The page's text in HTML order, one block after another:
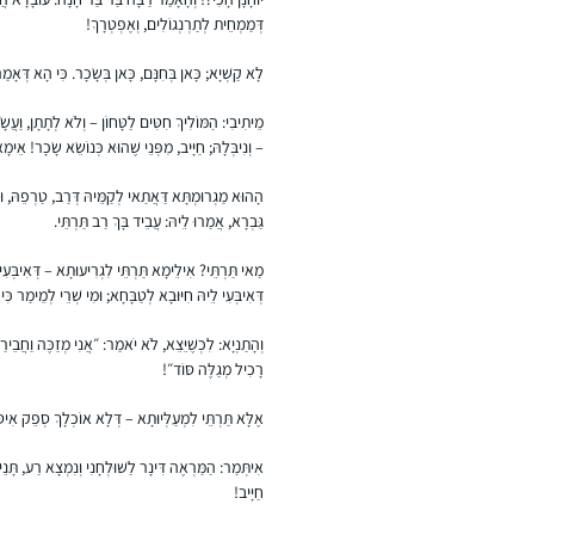
דְּמַמְחֵית לְתַרְנְגוֹלִים, וְאֶפְטְרָךְ!
לָא קַשְׁיָא; כָּאן בְּחִנָּם, כָּאן בְּשָׂכָר. כִּי הָא דְּאָמַר
מֵיתִיבִי: הַמּוֹלִיךְ חִטִּים לַטָּחוֹן – וְלֹא לְתָתָן,
– וְנִיבְּלָהּ; חַיָּיב, מִפְּנֵי שֶׁהוּא כְּנוֹשֵׂא שָׂכָר!
הָהוּא מַגְרוּמְתָּא דַּאֲתַאי לְקַמֵּיהּ דְּרַב, טַרְפֵהּ,
גַּבְרָא, אֲמַרוּ לֵיהּ: עֲבֵיד בָּךְ רַב תַּרְתֵּי.
מַאי תַּרְתֵּי? אִילֵימָא תַּרְתֵּי לִגְרִיעוּתָא –
דְּאִיבְּעִי לֵיהּ חִיּוּבָא לְטַבָּחָא; וּמִי שְׁרֵי לְמֵימַר
וְהָתַנְיָא: לִכְשֶׁיֵּצֵא, לֹא יֹאמַר: ״אֲנִי מְזַכֶּה
רָכִיל מְגַלֶּה סּוֹד״!
אֶלָּא תַּרְתֵּי לִמְעַלְּיוּתָא – דְּלָא אוֹכְלָךְ סְפֵק
אִיתְּמַר: הַמַּרְאֶה דִּינָר לַשּׁוּלְחָנִי וְנִמְצָא רַע, תָּנֵי
חַיָּיב!